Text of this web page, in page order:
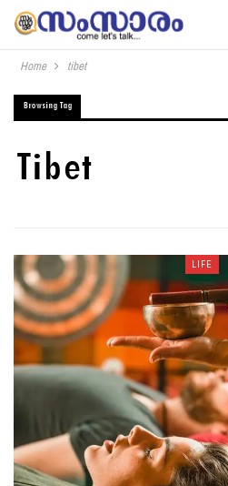
Home tibet
Browsing Tag
Tibet
LIFE